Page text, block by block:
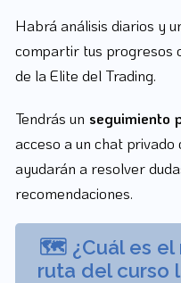
Habrá análisis diarios y
compartir tus progresos
de la Elite del Trading.
Tendrás un seguimiento
acceso a un chat
ayudarán a resolver
recomendaciones.
🗺️ ¿Cuál es el
ruta del curso